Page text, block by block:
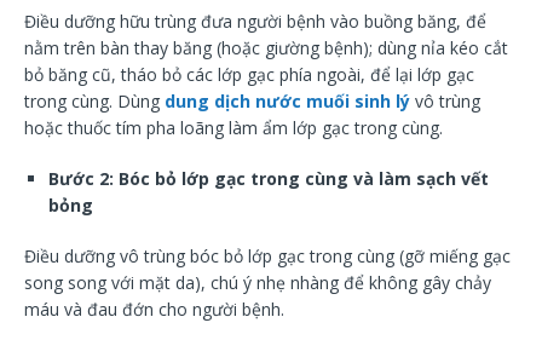
Điều dưỡng hữu trùng đưa người bệnh vào buồng băng, để
nằm trên bàn thay băng (hoặc giường bệnh); dùng nỉa kéo cắt
bỏ băng cũ, tháo bỏ các lớp gạc phía ngoài, để lại lớp gạc
trong cùng. Dùng dung dịch nước muối sinh lý vô trùng
hoặc thuốc tím pha loãng làm ẩm lớp gạc trong cùng.
Bước 2: Bóc bỏ lớp gạc trong cùng và làm sạch vết
bỏng
Điều dưỡng vô trùng bóc bỏ lớp gạc trong cùng (gỡ miếng gạc
song song với mặt da), chú ý nhẹ nhàng để không gây chảy
máu và đau đớn cho người bệnh.